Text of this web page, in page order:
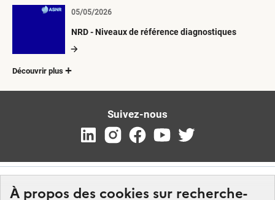
À propos des cookies sur recherche-
NRD - Niveaux de référence diagnostiques
05/05/2026
Découvrir plus
Suivez-nous